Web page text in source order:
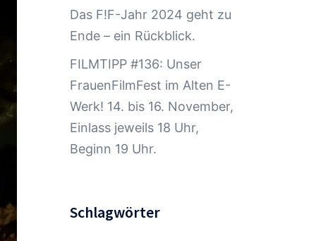
Das F!F-Jahr 2024 geht zu
Ende – ein Rückblick.
FILMTIPP #136: Unser
FrauenFilmFest im Alten E-
Werk! 14. bis 16. November,
Einlass jeweils 18 Uhr,
Beginn 19 Uhr.
Schlagwörter